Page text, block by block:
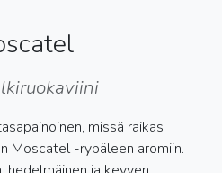
missä raikas
Moscatel -rypäleen aromiin.